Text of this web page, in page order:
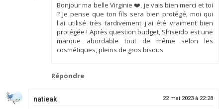
Bonjour ma belle Virginie ❤️, je vais bien merci et toi
? Je pense que ton fils sera bien protégé, moi qui
l'ai utilisé très tardivement j'ai été vraiment bien
protégée ! Après question budget, Shiseido est une
marque abordable tout de même selon les
cosmétiques, pleins de gros bisous
Répondre
natieak 22 mai 2023 à 22:28